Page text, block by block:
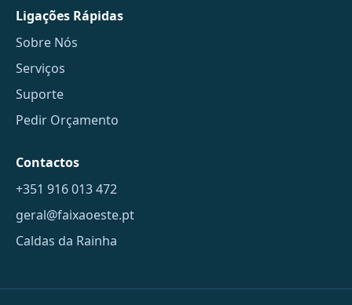
Ligações Rápidas
Sobre Nós
Serviços
Suporte
Pedir Orçamento
Contactos
+351 916 013 472
geral@faixaoeste.pt
Caldas da Rainha